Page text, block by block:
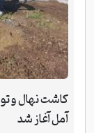
کاشت نهال و
آمل آغاز شد